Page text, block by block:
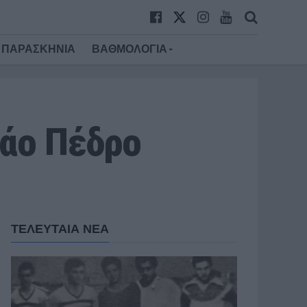
ΠΑΡΑΣΚΗΝΙΑ ΒΑΘΜΟΛΟΓΙΑ
Πέδρο
ΤΕΛΕΥΤΑΙΑ ΝΕΑ